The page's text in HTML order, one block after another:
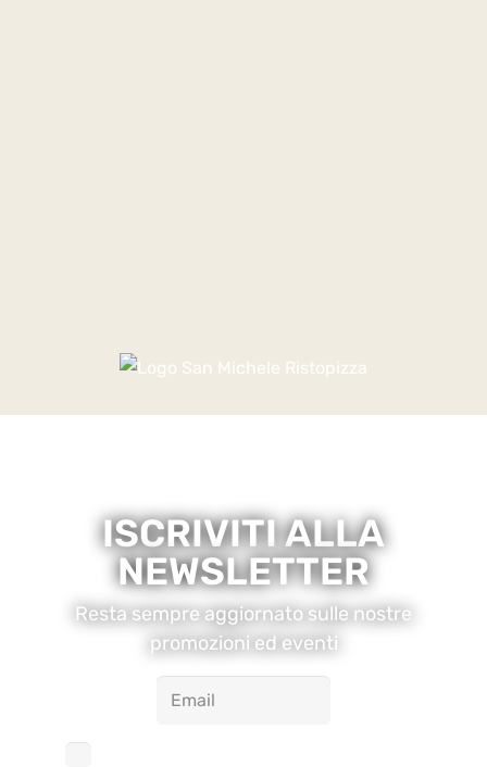
ISCRIVITI ALLA
NEWSLETTER
Resta sempre aggiornato sulle nostre
promozioni ed eventi